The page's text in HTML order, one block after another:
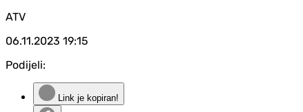
ATV
06.11.2023 19:15
Podijeli:
Link je kopiran!